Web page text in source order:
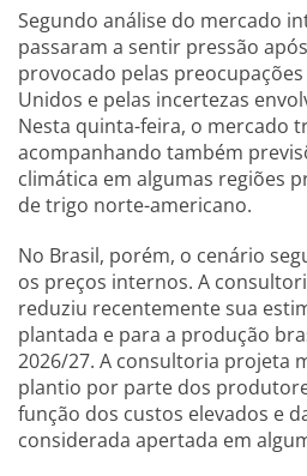
Segundo análise do mercado
passaram a sentir pressão
provocado pelas
Unidos e pelas incertezas
Nesta quinta-feira, o mercado
acompanhando também
climática em algumas regiões
de trigo norte-americano.
No Brasil, porém, o cenário
os preços internos. A
reduziu recentemente sua
plantada e para a produção
2026/27. A consultoria projeta
plantio por parte dos
função dos custos elevados e
considerada apertada em